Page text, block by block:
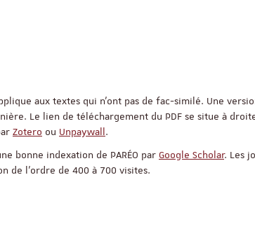
aux textes qui n’ont pas de fac-similé. Une
Le lien de téléchargement du PDF se situe à
Zotero ou Unpaywall.
bonne indexation de PARÉO par Google Scholar. Les
de l’ordre de 400 à 700 visites.
Appel à candidatures
Soutien à la
Date limite de candidature